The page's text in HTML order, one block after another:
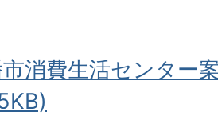
消費生活センター